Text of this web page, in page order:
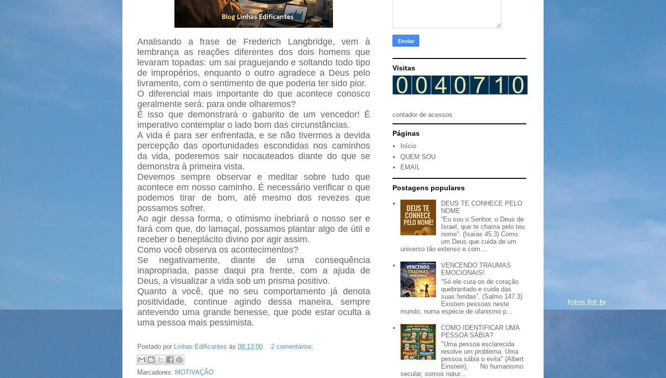
Analisando a frase de Frederich Langbridge, vem à
lembrança as reações diferentes dos dois homens que
levaram topadas: um sai praguejando e soltando todo tipo
de impropérios, enquanto o outro agradece a Deus pelo
livramento, com o sentimento de que poderia ter sido pior.
O diferencial mais importante do que acontece conosco
geralmente será: para onde olharemos?
É isso que demonstrará o gabarito de um vencedor! É
imperativo contemplar o lado bom das circunstâncias.
A vida é para ser enfrentada, e se não tivermos a devida
percepção das oportunidades escondidas nos caminhos
da vida, poderemos sair nocauteados diante do que se
demonstra à primeira vista.
Devemos sempre observar e meditar sobre tudo que
acontece em nosso caminho. É necessário verificar o que
podemos tirar de bom, até mesmo dos revezes que
possamos sofrer.
Ao agir dessa forma, o otimismo inebriará o nosso ser e
fará com que, do lamaçal, possamos plantar algo de útil e
receber o beneplácito divino por agir assim.
Como você observa os acontecimentos?
Se negativamente, diante de uma consequência
inapropriada, passe daqui pra frente, com a ajuda de
Deus, a visualizar a vida sob um prisma positivo.
Quanto a você, que no seu comportamento já denota
positividade, continue agindo dessa maneira, sempre
antevendo uma grande benesse, que pode estar oculta a
uma pessoa mais pessimista.
Postado por Linhas Edificantes às 08:13:00 2 comentários:
Marcadores: MOTIVAÇÃO
Visitas
contador de acessos
Páginas
Início
QUEM SOU
EMAIL
Postagens populares
DEUS TE CONHECE PELO
NOME
“Eu sou o Senhor, o Deus de
Israel, que te chama pelo teu
nome”. (Isaías 45.3) Como
um Deus que cuida de um
universo tão extenso e com...
VENCENDO TRAUMAS
EMOCIONAIS!
“Só ele cura os de coração
quebrantado e cuida das
suas feridas”. (Salmo 147.3)
Existem pessoas neste
mundo, numa espécie de ufanismo p...
COMO IDENTIFICAR UMA
PESSOA SÁBIA?
"Uma pessoa esclarecida
resolve um problema. Uma
pessoa sábia o evita" (Albert
Einstein). No humanismo
secular, somos natur...